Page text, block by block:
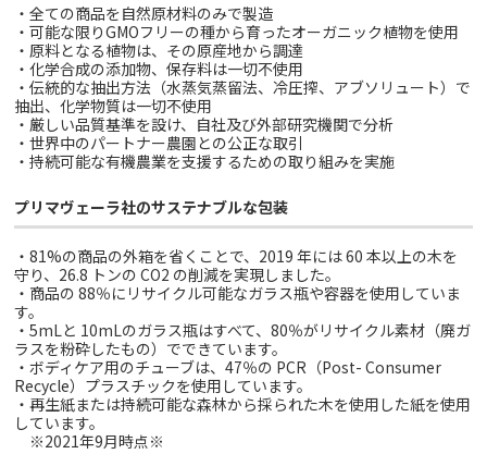
・全ての商品を自然原材料のみで製造
・可能な限りGMOフリーの種から育ったオーガニック植物を使用
・原料となる植物は、その原産地から調達
・化学合成の添加物、保存料は一切不使用
・伝統的な抽出方法（水蒸気蒸留法、冷圧搾、アブソリュート）で
抽出、化学物質は一切不使用
・厳しい品質基準を設け、自社及び外部研究機関で分析
・世界中のパートナー農園との公正な取引
・持続可能な有機農業を支援するための取り組みを実施
プリマヴェーラ社のサステナブルな包装
・81%の商品の外箱を省くことで、2019 年には 60 本以上の木を
守り、26.8 トンの CO2 の削減を実現しました。
・商品の 88％にリサイクル可能なガラス瓶や容器を使用していま
す。
・5mLと 10mLのガラス瓶はすべて、80％がリサイクル素材（廃ガ
ラスを粉砕したもの）でできています。
・ボディケア用のチューブは、47％の PCR（Post- Consumer
Recycle）プラスチックを使用しています。
・再生紙または持続可能な森林から採られた木を使用した紙を使用
しています。
※2021年9月時点※